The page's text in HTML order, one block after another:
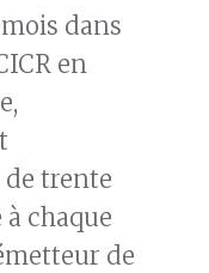
dans
en
de trente
chaque
de